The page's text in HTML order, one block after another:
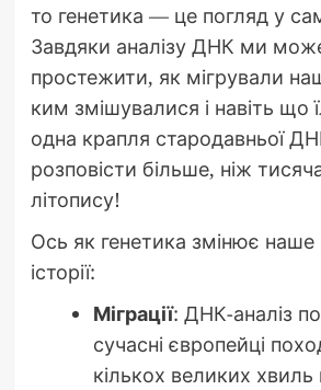
то генетика — це погляд у
Завдяки аналізу ДНК ми
простежити, як мігрували
ким змішувалися і навіть що
одна крапля стародавньої
розповісти більше, ніж
літопису!
Ось як генетика змінює наше
історії:
Міграції: ДНК-аналіз
сучасні європейці
кількох великих хвиль